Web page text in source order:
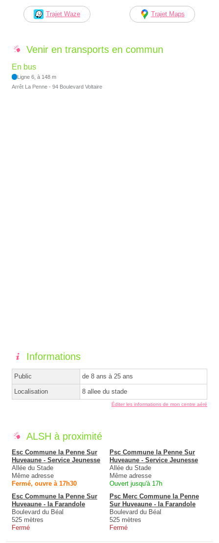
Trajet Waze Trajet Maps
Venir en transports en commun
En bus
Ligne 6, à 148 m
Arrêt La Penne - 94 Boulevard Voltaire
Informations
Public de 8 ans à 25 ans
Localisation 8 allee du stade
Éditer les informations de mon centre aéré
ALSH à proximité
Esc Commune la Penne Sur
Huveaune - Service Jeunesse
Allée du Stade
Même adresse
Fermé, ouvre à 17h30
Psc Commune la Penne Sur
Huveaune - Service Jeunesse
Allée du Stade
Même adresse
Ouvert jusqu'à 17h
Esc Commune la Penne Sur
Huveaune - la Farandole
Boulevard du Béal
525 mètres
Fermé
Psc Merc Commune la Penne
Sur Huveaune - la Farandole
Boulevard du Béal
525 mètres
Fermé